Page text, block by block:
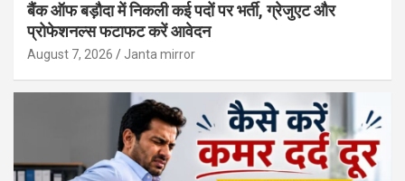
बैंक ऑफ बड़ौदा में निकली कई पदों पर भर्ती, ग्रेजुएट और
प्रोफेशनल्स फटाफट करें आवेदन
August 7, 2026 Janta mirror